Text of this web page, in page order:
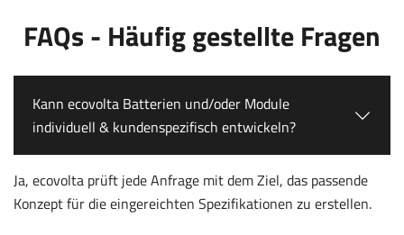
FAQs - Häufig gestellte Fragen
Kann ecovolta Batterien und/oder Module
individuell & kundenspezifisch entwickeln?
Ja, ecovolta prüft jede Anfrage mit dem Ziel, das passende
Konzept für die eingereichten Spezifikationen zu erstellen.